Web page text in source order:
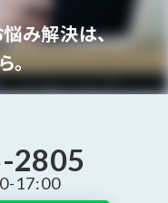
悩み解決は、
。
2805
17:00